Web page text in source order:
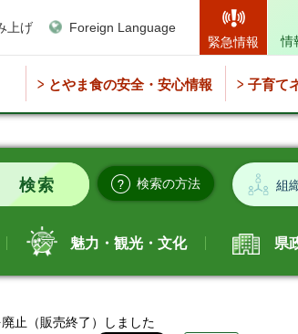
上げ
Foreign Language
緊急情報
情
とやま食の安全・安心情報 子育て
検索の方法 組
魅力・観光・文化 県
止（販売終了）しました